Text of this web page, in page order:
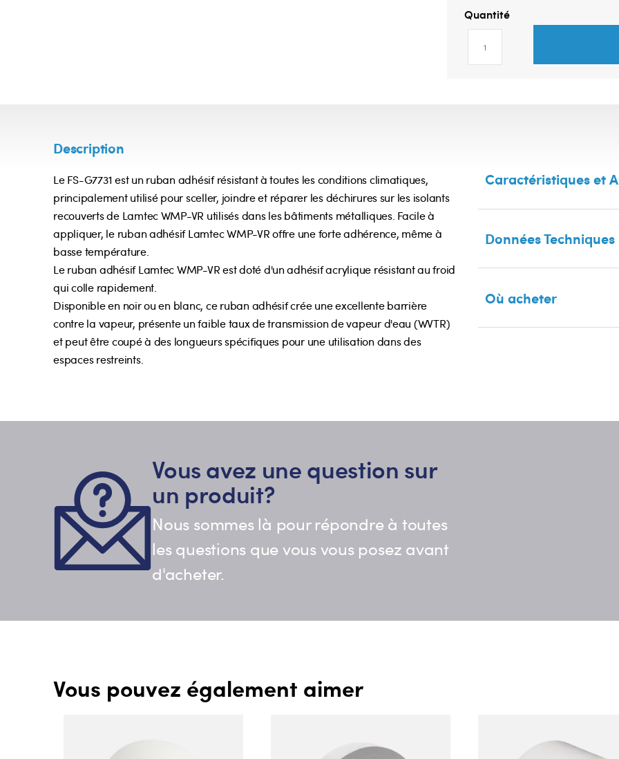
Description
Le FS-G7731 est un ruban adhésif résistant à toutes les conditions climatiques,
principalement utilisé pour sceller, joindre et réparer les déchirures sur les isolants
recouverts de Lamtec WMP-VR utilisés dans les bâtiments métalliques. Facile à
appliquer, le ruban adhésif Lamtec WMP-VR offre une forte adhérence, même à
basse température.
Le ruban adhésif Lamtec WMP-VR est doté d'un adhésif acrylique résistant au froid
qui colle rapidement.
Disponible en noir ou en blanc, ce ruban adhésif crée une excellente barrière
contre la vapeur, présente un faible taux de transmission de vapeur d'eau (WVTR)
et peut être coupé à des longueurs spécifiques pour une utilisation dans des
espaces restreints.
Caractéristiques et
Données Techniques
Où acheter
Vous avez une question sur
un produit?
Nous sommes là pour répondre à toutes
les questions que vous vous posez avant
d'acheter.
Vous pouvez également aimer